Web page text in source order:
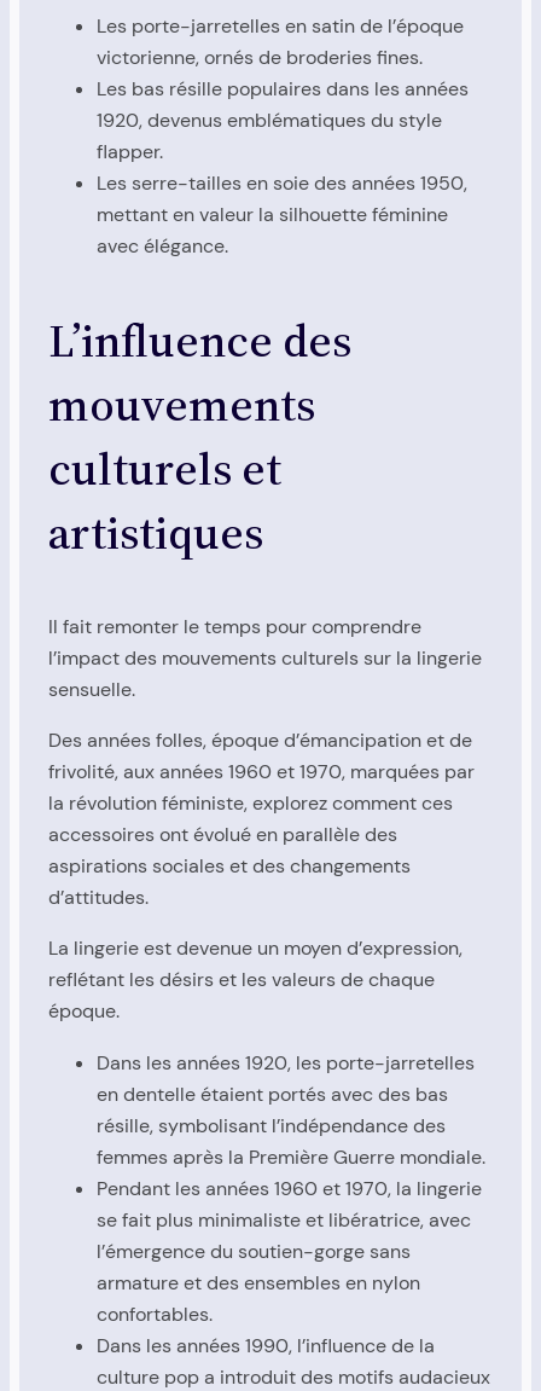
Les porte-jarretelles en satin de l’époque
victorienne, ornés de broderies fines.
Les bas résille populaires dans les années
1920, devenus emblématiques du style
flapper.
Les serre-tailles en soie des années 1950,
mettant en valeur la silhouette féminine
avec élégance.
L’influence des
mouvements
culturels et
artistiques
Il fait remonter le temps pour comprendre
l’impact des mouvements culturels sur la lingerie
sensuelle.
Des années folles, époque d’émancipation et de
frivolité, aux années 1960 et 1970, marquées par
la révolution féministe, explorez comment ces
accessoires ont évolué en parallèle des
aspirations sociales et des changements
d’attitudes.
La lingerie est devenue un moyen d’expression,
reflétant les désirs et les valeurs de chaque
époque.
Dans les années 1920, les porte-jarretelles
en dentelle étaient portés avec des bas
résille, symbolisant l’indépendance des
femmes après la Première Guerre mondiale.
Pendant les années 1960 et 1970, la lingerie
se fait plus minimaliste et libératrice, avec
l’émergence du soutien-gorge sans
armature et des ensembles en nylon
confortables.
Dans les années 1990, l’influence de la
culture pop a introduit des motifs audacieux